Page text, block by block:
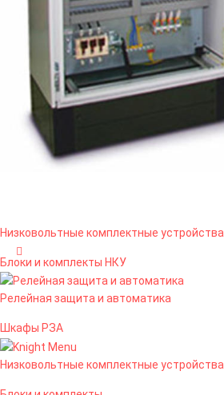
Низковольтные комплектные устройства
Блоки и комплекты НКУ
Релейная защита и автоматика
Шкафы РЗА
Низковольтные комплектные устройства